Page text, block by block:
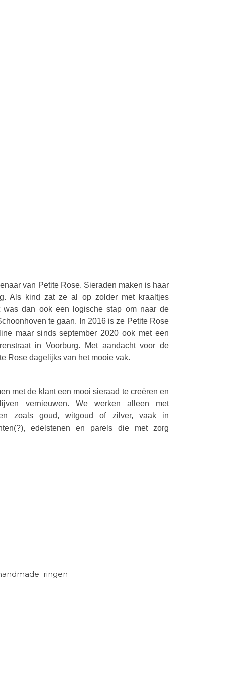
van Petite Rose. Sieraden maken is haar
Als kind zat ze al op zolder met kraaltjes
was dan ook een logische stap om naar de
te gaan. In 2016 is ze Petite Rose
maar sinds september 2020 ook met een
in Voorburg. Met aandacht voor de
Rose dagelijks van het mooie vak.
met de klant een mooi sieraad te creëren en
vernieuwen. We werken alleen met
zoals goud, witgoud of zilver, vaak in
edelstenen en parels die met zorg